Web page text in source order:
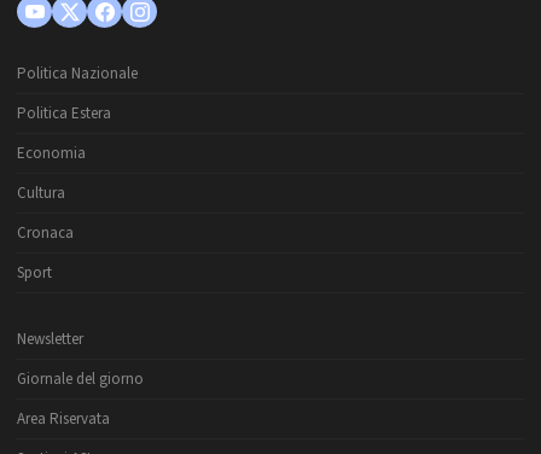
Politica Nazionale
Politica Estera
Economia
Cultura
Cronaca
Sport
Newsletter
Giornale del giorno
Area Riservata